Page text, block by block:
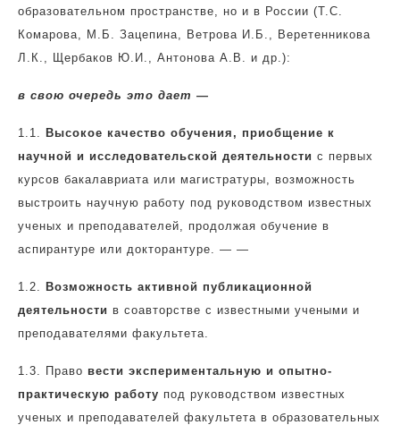
образовательном пространстве, но и в России (Т.С.
Комарова, М.Б. Зацепина, Ветрова И.Б., Веретенникова
Л.К., Щербаков Ю.И., Антонова А.В. и др.):
в свою очередь это дает —
1.1. Высокое качество обучения, приобщение к
научной и исследовательской деятельности с первых
курсов бакалавриата или магистратуры, возможность
выстроить научную работу под руководством известных
ученых и преподавателей, продолжая обучение в
аспирантуре или докторантуре. — —
1.2. Возможность активной публикационной
деятельности в соавторстве с известными учеными и
преподавателями факультета.
1.3. Право вести экспериментальную и опытно-
практическую работу под руководством известных
ученых и преподавателей факультета в образовательных